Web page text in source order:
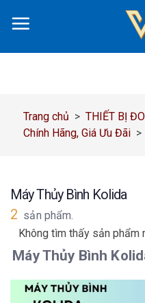
đến
dung
Trang chủ > THIẾT BỊ
Chính Hãng, Giá Ưu Đãi >
Máy Thủy Bình Kolida
2 sản phẩm.
Không tìm thấy sản phẩm
Máy Thủy Bình